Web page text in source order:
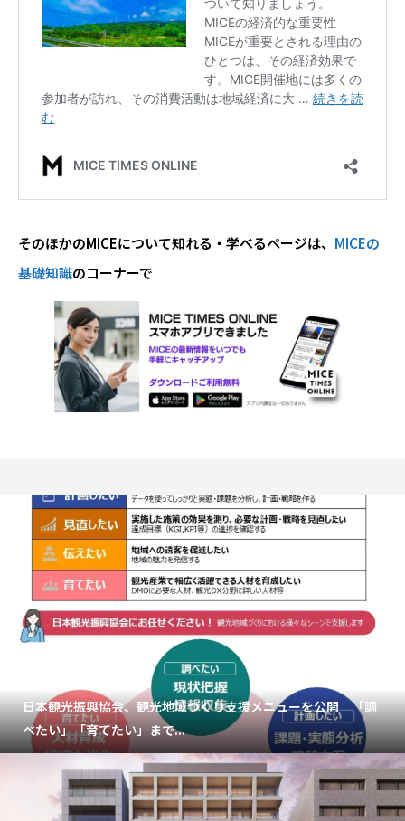
そのほかのMICEについて知れる・学べるページは、 MICEの
基礎知識のコーナーで
日本観光振興協会、観光地域づくり支援メニューを公開 「調
べたい」「育てたい」まで...